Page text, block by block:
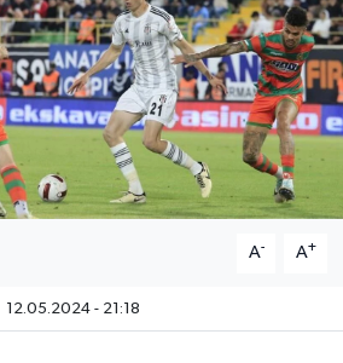
A- A+
12.05.2024 - 21:18